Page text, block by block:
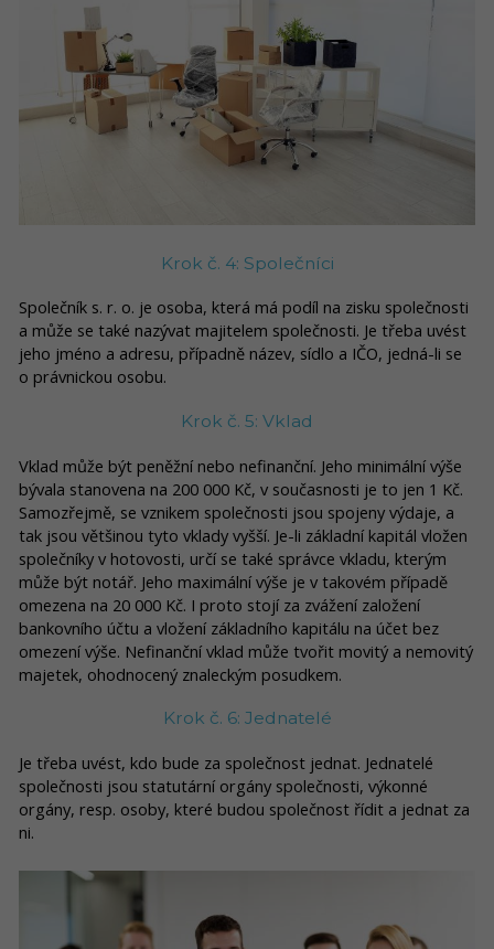
Krok č. 4: Společníci
Společník s. r. o. je osoba, která má podíl na zisku společnosti
a může se také nazývat majitelem společnosti. Je třeba uvést
jeho jméno a adresu, případně název, sídlo a IČO, jedná-li se
o právnickou osobu.
Krok č. 5: Vklad
Vklad může být peněžní nebo nefinanční. Jeho minimální výše
bývala stanovena na 200 000 Kč, v současnosti je to jen 1 Kč.
Samozřejmě, se vznikem společnosti jsou spojeny výdaje, a
tak jsou většinou tyto vklady vyšší. Je-li základní kapitál vložen
společníky v hotovosti, určí se také správce vkladu, kterým
může být notář. Jeho maximální výše je v takovém případě
omezena na 20 000 Kč. I proto stojí za zvážení založení
bankovního účtu a vložení základního kapitálu na účet bez
omezení výše. Nefinanční vklad může tvořit movitý a nemovitý
majetek, ohodnocený znaleckým posudkem.
Krok č. 6: Jednatelé
Je třeba uvést, kdo bude za společnost jednat. Jednatelé
společnosti jsou statutární orgány společnosti, výkonné
orgány, resp. osoby, které budou společnost řídit a jednat za
ni.